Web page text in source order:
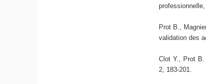
Prot B.,
validation des
Clot Y., Prot B.
2, 183-201.